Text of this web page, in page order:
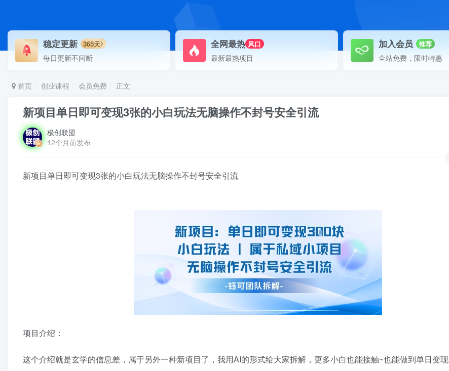
稳定更新 365天
每日更新不间断
全网最热 风口
最新最热项目
加入会员 推荐
全站免费，限时特惠
首页 创业课程 会员免费 正文
新项目单日即可变现3张的小白玩法无脑操作不封号安全引流
极创联盟
12个月前发布
新项目单日即可变现3张的小白玩法无脑操作不封号安全引流
项目介绍：
这个介绍就是玄学的信息差，属于另外一种新项目了，我用AI的形式给大家拆解，更多小白也能接触~也能做到单日变现